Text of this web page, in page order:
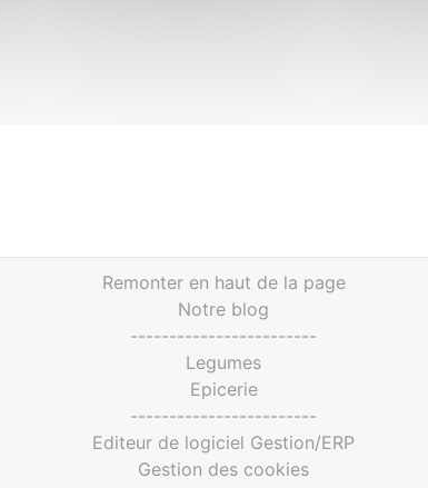
Remonter en haut de la page
Notre blog
------------------------
Legumes
Epicerie
------------------------
Editeur de logiciel Gestion/ERP
Gestion des cookies